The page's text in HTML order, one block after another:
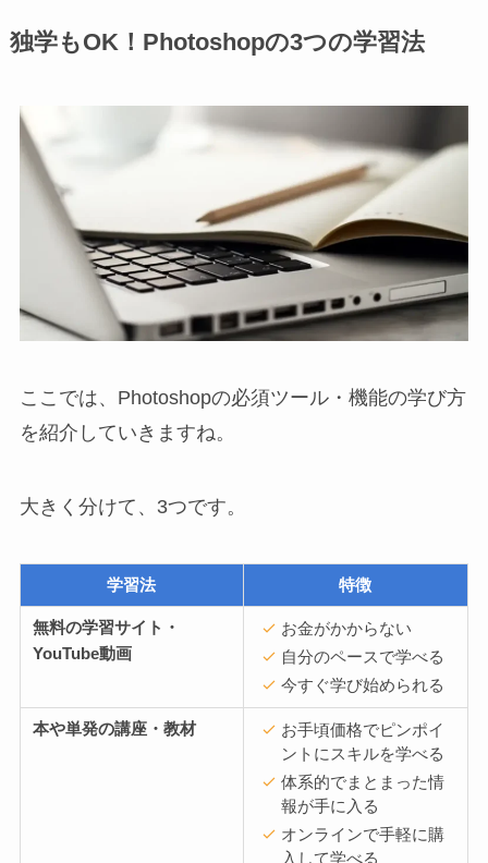
独学もOK！Photoshopの3つの学習法
ここでは、Photoshopの必須ツール・機能の学び方
を紹介していきますね。
大きく分けて、3つです。
学習法 特徴
無料の学習サイト・
YouTube動画
お金がかからない
自分のペースで学べる
今すぐ学び始められる
本や単発の講座・教材
お手頃価格でピンポイ
ントにスキルを学べる
体系的でまとまった情
報が手に入る
オンラインで手軽に購
入して学べる